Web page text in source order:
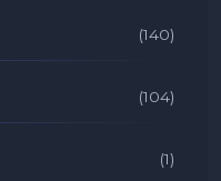
(140)
(104)
(1)